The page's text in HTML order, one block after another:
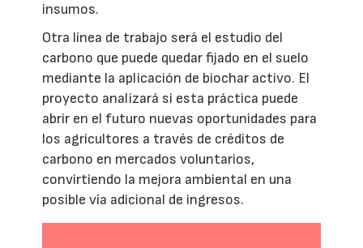
insumos.
Otra línea de trabajo será el estudio del
carbono que puede quedar fijado en el suelo
mediante la aplicación de biochar activo. El
proyecto analizará si esta práctica puede
abrir en el futuro nuevas oportunidades para
los agricultores a través de créditos de
carbono en mercados voluntarios,
convirtiendo la mejora ambiental en una
posible vía adicional de ingresos.